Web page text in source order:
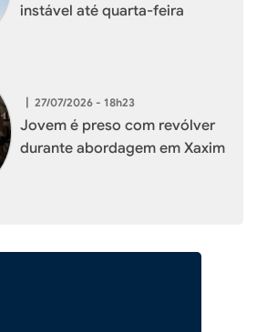
instável até quarta-feira
| 27/07/2026 - 18h23
Jovem é preso com revólver
durante abordagem em Xaxim